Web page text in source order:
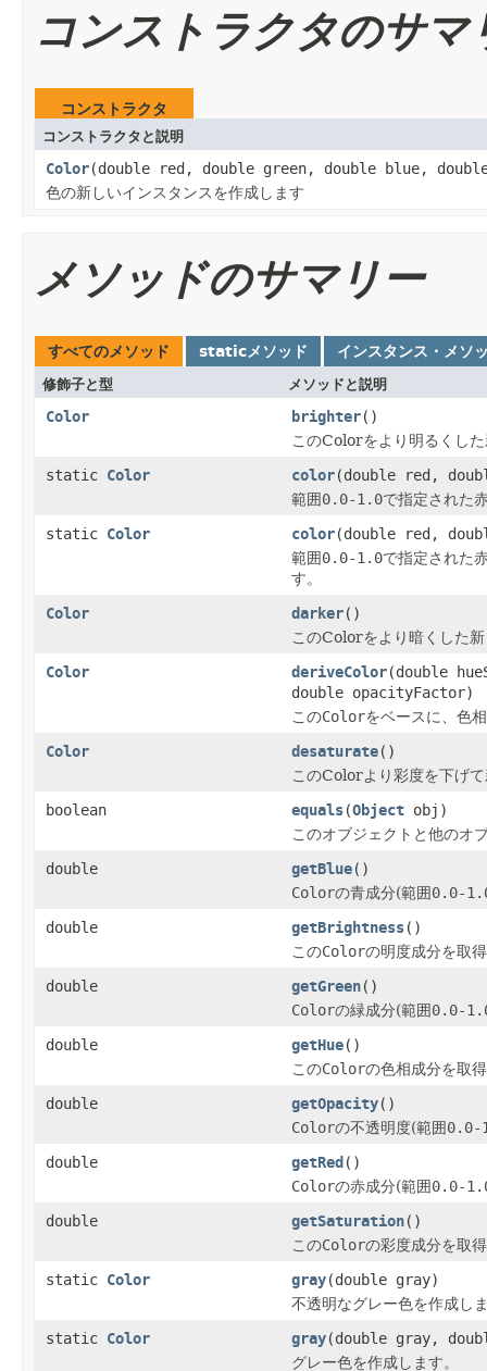
コンストラクタのサマ
コンストラクタ
コンストラクタと説明
Color(double red, double green, double blue,
色の新しいインスタンスを作成します
メソッドのサマリー
すべてのメソッド staticメソッド インスタンス・メソ
修飾子と型 メソッドと説明
Color brighter()
このColorをより明るくし
static Color color(double red,
範囲0.0-1.0で指定された
static Color color(double red,
範囲0.0-1.0で指定された
す。
Color darker()
このColorをより暗くした
Color deriveColor(double
double opacityFactor)
このColorをベースに、色
Color desaturate()
このColorより彩度を下げ
boolean equals(Object obj)
このオブジェクトと他のオ
double getBlue()
Colorの青成分(範囲0.0-
double
getBrightness()
このColorの明度成分を取
double getGreen()
Colorの緑成分(範囲0.0-
double
getHue()
このColorの色相成分を取
double getOpacity()
Colorの不透明度(範囲0.0-
double
getRed ()
Colorの赤成分(範囲0.0-
double
getSaturation()
このColorの彩度成分を取
static Color gray(double gray)
不透明なグレー色を作成し
static Color gray(double gray,
グレー色を作成します。